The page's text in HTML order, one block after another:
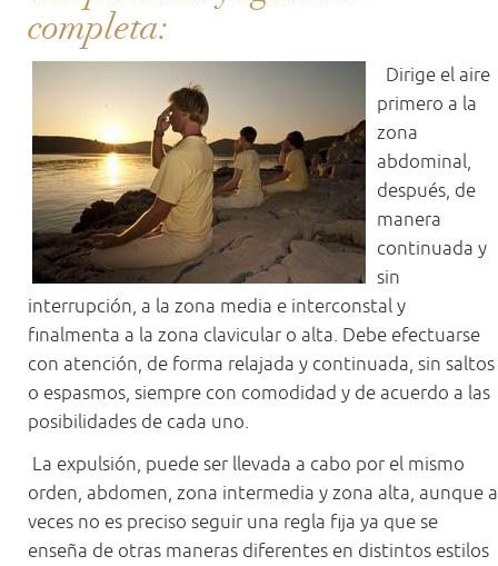
completa:
Dirige el aire
primero a la
zona
abdominal,
después, de
manera
continuada y
sin
interrupción, a la zona media e interconstal y
finalmenta a la zona clavicular o alta. Debe efectuarse
con atención, de forma relajada y continuada, sin saltos
o espasmos, siempre con comodidad y de acuerdo a las
posibilidades de cada uno.
La expulsión, puede ser llevada a cabo por el mismo
orden, abdomen, zona intermedia y zona alta, aunque a
veces no es preciso seguir una regla fija ya que se
enseña de otras maneras diferentes en distintos estilos